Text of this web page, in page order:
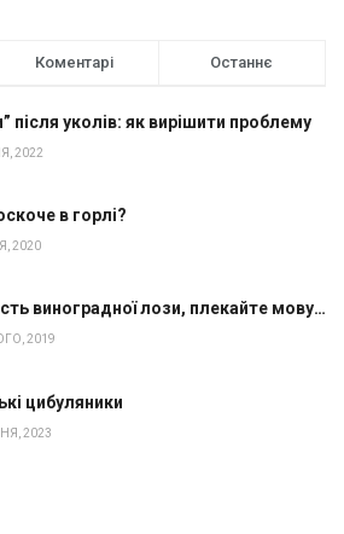
Коментарі Останнє
після уколів: як вирішити проблему
2022
в горлі?
2020
виноградної лози, плекайте мову…
2019
цибуляники
2023